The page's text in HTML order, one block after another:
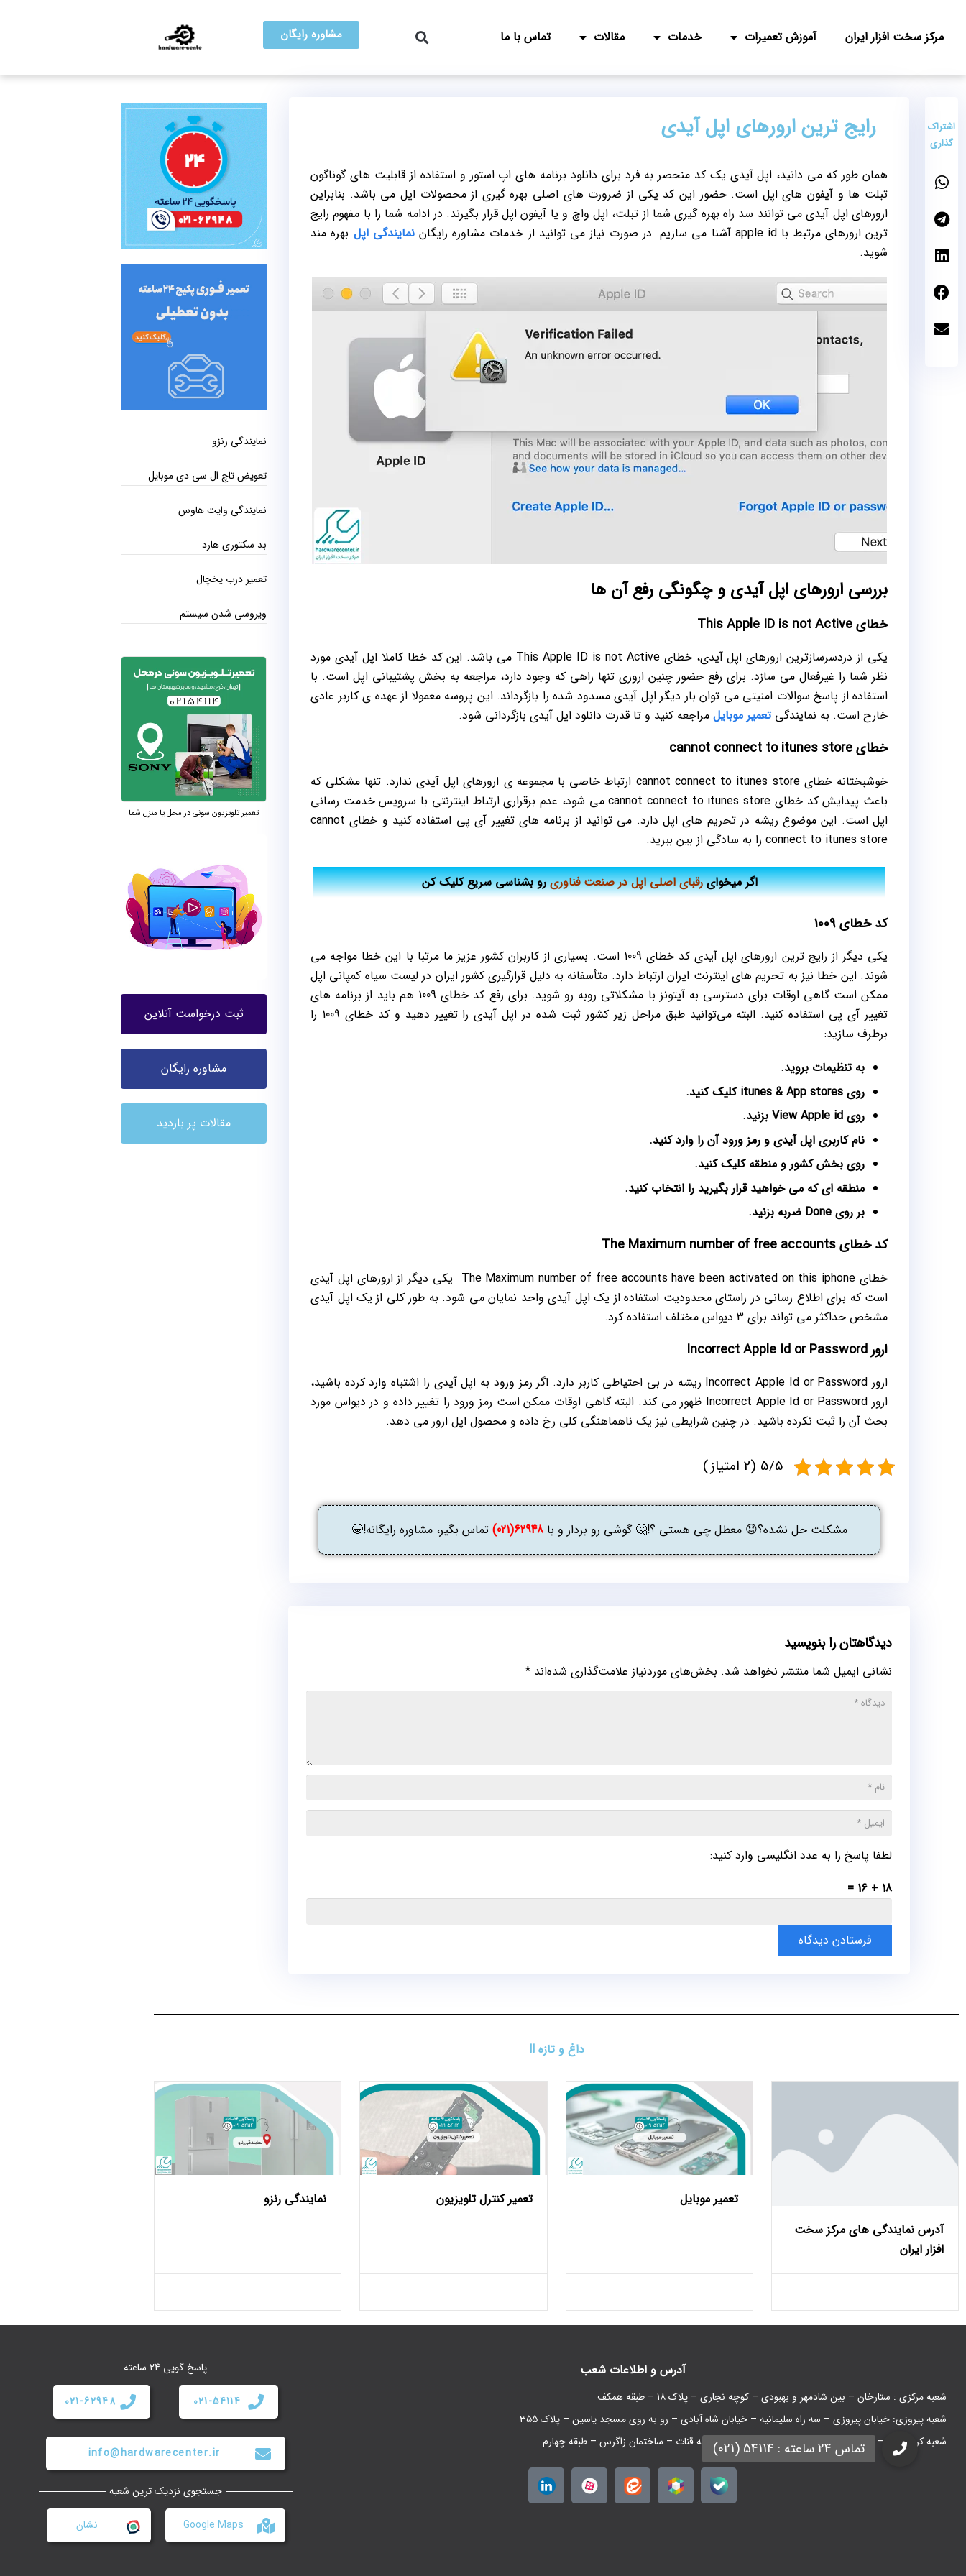
مرکز سخت افزار ایران آموزش تعمیرات خدمات مقالات تماس با ما مشاوره رایگان
اشتراک
گذاری
رایج ترین ارورهای اپل آیدی
همان طور که می دانید، اپل آیدی یک کد منحصر به فرد برای دانلود برنامه های اپ استور و استفاده از قابلیت های گوناگون
تبلت ها و آیفون های اپل است. حضور این کد یکی از ضرورت های اصلی بهره گیری از محصولات اپل می باشد. بنابراین
ارورهای اپل آیدی می توانند سد راه بهره گیری شما از تبلت، اپل واچ و یا آیفون اپل قرار بگیرند. در ادامه شما را با مفهوم رایج
ترین ارورهای مرتبط با apple id آشنا می سازیم. در صورت نیاز می توانید از خدمات مشاوره رایگان
نمایندگی اپل بهره مند
شوید.
بررسی ارورهای اپل آیدی و چگونگی رفع آن ها
خطای This Apple ID is not Active
یکی از دردسرسازترین ارورهای اپل آیدی، خطای This Apple ID is not Active می باشد. این کد خطا کاملا اپل آیدی مورد
نظر شما را غیرفعال می سازد. برای رفع حضور چنین اروری تنها راهی که وجود دارد، مراجعه به بخش پشتیبانی اپل است. با
استفاده از پاسخ سوالات امنیتی می توان بار دیگر اپل آیدی مسدود شده را بازگرداند. این پروسه معمولا از عهده ی کاربر عادی
خارج است. به نمایندگیتعمیر موبایلمراجعه کنید و تا قدرت دانلود اپل آیدی بازگردانی شود.
خطای cannot connect to itunes store
خوشبختانه خطای cannot connect to itunes store ارتباط خاصی با مجموعه ی ارورهای اپل آیدی ندارد. تنها مشکلی که
باعث پیدایش کد خطای cannot connect to itunes store می شود، عدم برقراری ارتباط اینترنتی با سرویس خدمت رسانی
اپل است. این موضوع ریشه در تحریم های اپل دارد. می توانید از برنامه های تغییر آی پی استفاده کنید و خطای cannot
connect to itunes store را به سادگی از بین ببرید.
اگر میخوای رقبای اصلی اپل در صنعت فناوری رو بشناسی سریع کلیک کن
کد خطای 1009
یکی دیگر از رایج ترین ارورهای اپل آیدی کد خطای 1009 است. بسیاری از کاربران کشور عزیز ما مرتبا با این خطا مواجه می
شوند. این خطا نیز به تحریم های اینترنت ایران ارتباط دارد. متأسفانه به دلیل قرارگیری کشور ایران در لیست سیاه کمپانی اپل
ممکن است گاهی اوقات برای دسترسی به آیتونز با مشکلاتی روبه رو شوید. برای رفع کد خطای 1009 هم باید از برنامه های
تغییر آی پی استفاده کنید. البته می‌توانید طبق مراحل زیر کشور ثبت شده در اپل آیدی را تغییر دهید و کد خطای 1009 را
برطرف سازید:
به تنظیمات بروید.
روی itunes & App stores کلیک کنید.
روی View Apple id بزنید.
نام کاربری اپل آیدی و رمز ورود آن را وارد کنید.
روی بخش کشور و منطقه کلیک کنید.
منطقه ای که می خواهید قرار بگیرید را انتخاب کنید.
بر روی Done ضربه بزنید.
کد خطای The Maximum number of free accounts
خطای The Maximum number of free accounts have been activated on this iphone یکی دیگر از ارورهای اپل آیدی
است که برای اطلاع رسانی در راستای محدودیت استفاده از یک اپل آیدی واحد نمایان می شود. به طور کلی از یک اپل آیدی
مشخص حداکثر می تواند برای 3 دیواس مختلف استفاده کرد.
ارور Incorrect Apple Id or Password
ارور Incorrect Apple Id or Password ریشه در بی احتیاطی کاربر دارد. اگر رمز ورود به اپل آیدی را اشتباه وارد کرده باشید،
ارور Incorrect Apple Id or Password ظهور می کند. البته گاهی اوقات ممکن است رمز ورود را تغییر داده و در دیواس مورد
بحث آن را ثبت نکرده باشید. در چنین شرایطی نیز یک ناهماهنگی کلی رخ داده و محصول اپل ارور می دهد.
5/5 (2 امتیاز)
مشکلت حل نشده؟😟 معطل چی هستی ؟!🤔 گوشی رو بردار و با62948(021) تماس بگیر، مشاوره رایگانه!🤩
دیدگاهتان را بنویسید
نشانی ایمیل شما منتشر نخواهد شد. بخش‌های موردنیاز علامت‌گذاری شده‌اند *
لطفا پاسخ را به عدد انگلیسی وارد کنید:
18 + 16 =
فرستادن دیدگاه
نمایندگی رنزو
تعویض تاچ ال سی دی موبایل
نمایندگی وایت هاوس
بد سکتوری هارد
تعمیر درب یخچال
ویروسی شدن سیستم
تعمیر تلویزیون سونی در محل یا منزل شما
ثبت درخواست آنلاین
مشاوره رایگان
مقالات پر بازدید
داغ و تازه !!
آدرس نمایندگی های مرکز سخت
افزار ایران
تعمیر موبایل تعمیر کنترل تلویزیون نمایندگی رنزو
آدرس و اطلاعات شعب
شعبه مرکزی : ستارخان – بین شادمهر و بهبودی – کوچه نجاری – پلاک ۱۸ – طبقه همکف
شعبه پیروزی: خیابان پیروزی – سه راه سلیمانیه – خیابان شاه آبادی – رو به روی مسجد یاسین – پلاک ۳۵۵
شعبه کرج: کرج – شاهین ویلا – خیابان نهم غربی – نبش کوچه قنات – ساختمان زاگرس – طبقه چهارم
پاسخ گویی 24 ساعته
021-54114
021-62948
info@hardwarecenter.ir
جستجوی نزدیک ترین شعبه
Google Maps نشان